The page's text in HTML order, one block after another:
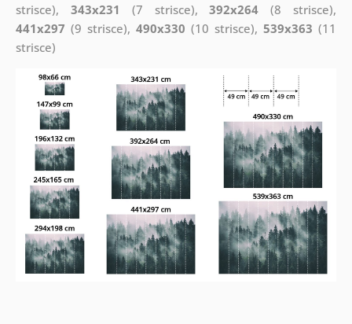
strisce), 343x231 (7 strisce),392x264 (8 strisce),
441x297 (9 strisce), 490x330 (10 strisce),539x363 (11
strisce)